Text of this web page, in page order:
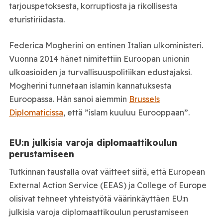
tarjouspetoksesta, korruptiosta ja rikollisesta
eturistiriidasta.
Federica Mogherini on entinen Italian ulkoministeri.
Vuonna 2014 hänet nimitettiin Euroopan unionin
ulkoasioiden ja turvallisuuspolitiikan edustajaksi.
Mogherini tunnetaan islamin kannatuksesta
Euroopassa. Hän sanoi aiemmin Brussels
Diplomaticissa, että ”islam kuuluu Eurooppaan”.
EU:n julkisia varoja diplomaattikoulun
perustamiseen
Tutkinnan taustalla ovat väitteet siitä, että European
External Action Service (EEAS) ja College of Europe
olisivat tehneet yhteistyötä väärinkäyttäen EU:n
julkisia varoja diplomaattikoulun perustamiseen